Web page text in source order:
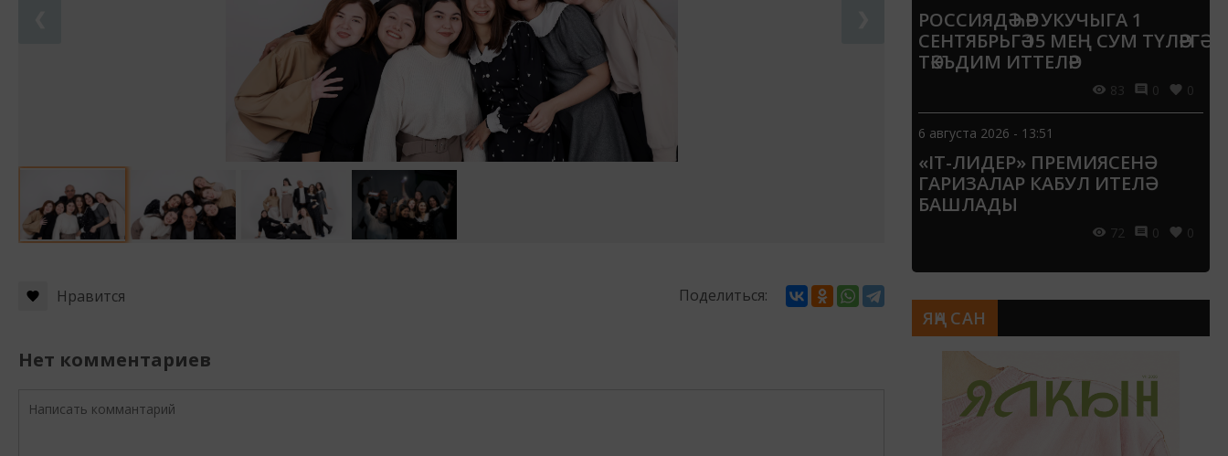
Нравится Поделиться:
Нет комментариев
РОССИЯДӘ ҺӘР УКУЧЫГА 1
СЕНТЯБРЬГӘ 15 МЕҢ СУМ ТҮЛӘРГӘ
ТӘКЪДИМ ИТТЕЛӘР
83 0 0
6 августа 2026 - 13:51
«IT-ЛИДЕР» ПРЕМИЯСЕНӘ
ГАРИЗАЛАР КАБУЛ ИТЕЛӘ
БАШЛАДЫ
72 0 0
ЯҢА САН